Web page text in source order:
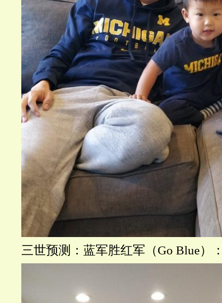
三世预测：蓝军胜红军（Go Blue）